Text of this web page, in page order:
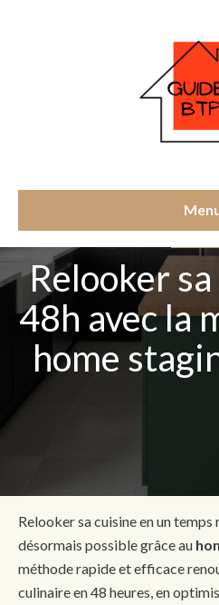
Relooker
48h avec la
home
Relooker sa cuisine en un temps
désormais possible grâce au
méthode rapide et efficace
culinaire en 48 heures, en